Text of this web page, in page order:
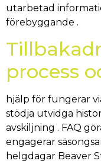
utarbetad
förebyggande .
process
hjälp för fungerar
stödja utvidga
avskiljning . FAQ
engagerar
helgdagar Beaver